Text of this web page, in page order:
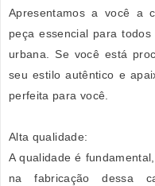
Apresentamos a você a
peça essencial para
urbana. Se você está
seu estilo autêntico e
perfeita para você.
Alta qualidade:
A qualidade é
na fabricação dessa